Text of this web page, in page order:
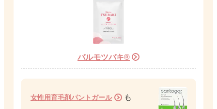
バルモツバキ®
女性用育毛剤パントガール も